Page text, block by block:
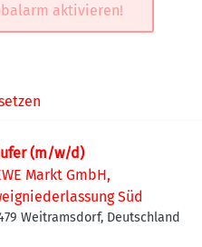
aktivieren!
(m/w/d)
Markt GmbH,
Süd
Weitramsdorf, Deutschland